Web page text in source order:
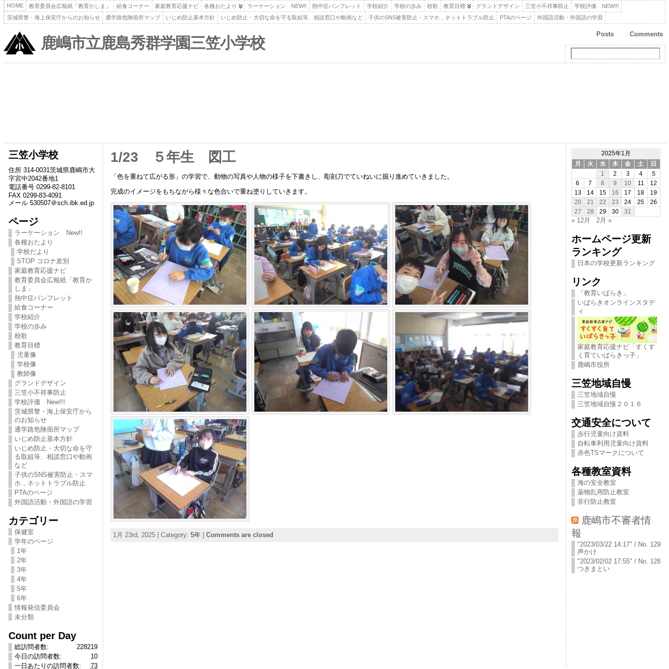
HOME 教育委員会広報紙「教育かしま」 給食コーナー 家庭教育応援ナビ 各種おたより ラーケーション NEW!! 熱中症パンフレット 学校紹介 学校の歩み 校歌 教育目標 グランドデザイン 三笠小不祥事防止
学校評価 NEW!!!
茨城県警・海上保安庁からのお知らせ
通学路危険箇所マップ いじめ防止基本方針 いじめ防止・大切な命を守る取組等、相談窓口や動画など 子供のSNS被害防止・スマホ，ネットトラブル防止 PTAのページ 外国語活動・外国語の学習
鹿嶋市立鹿島秀群学園三笠小学校
Comments
Posts
三笠小学校
住所 314-0031茨城県鹿嶋市大
字宮中2042番地1
電話番号 0299-82-8101
FAX 0299-83-4091
メール 530507＠sch.ibk.ed.jp
ページ
ラーケーション New!!
各種おたより
学校だより
STOP コロナ差別
家庭教育応援ナビ
教育委員会広報紙「教育か
しま」
熱中症パンフレット
給食コーナー
学校紹介
学校の歩み
校歌
教育目標
児童像
学校像
教師像
グランドデザイン
三笠小不祥事防止
学校評価 New!!!
茨城県警・海上保安庁から
のお知らせ
通学路危険箇所マップ
いじめ防止基本方針
いじめ防止・大切な命を守
る取組等、相談窓口や動画
など
子供のSNS被害防止・スマ
ホ，ネットトラブル防止
PTAのページ
外国語活動・外国語の学習
カテゴリー
保健室
学年のページ
1年
2年
3年
4年
5年
6年
情報発信委員会
未分類
Count per Day
228219
総訪問者数:
10
今日の訪問者数:
73
一日あたりの訪問者数:
1/23 ５年生 図工
「色を重ねて広がる形」の学習で、動物の写真や人物の様子を下書きし、彫刻刀でていねいに掘り進めていきました。
完成のイメージをもちながら様々な色合いで重ね塗りしていきます。
1月 23rd, 2025 | Category: 5年| Comments are closed
2025年1月
月
火 水 木 金 土
日
1
2 3 4
5
6
7 8 9 10 11
12
13
14 15 16 17 18
19
20
21 22 23 24 25
26
27
28 29 30 31
« 12月 2月 »
ホームページ更新
ランキング
日本の学校更新ランキング
リンク
「教育いばらき」
いばらきオンラインスタデ
ィ
家庭教育応援ナビ「すくす
く育ていばらきっ子」
鹿嶋市役所
三笠地域自慢
三笠地域自慢
三笠地域自慢２０１６
交通安全について
歩行児童向け資料
自転車利用児童向け資料
赤色TSマークについて
各種教室資料
海の安全教室
薬物乱用防止教室
非行防止教室
鹿嶋市不審者情
報
"2023/03/22 14:17" / No. 129
声かけ
"2023/02/02 17:55" / No. 128
つきまとい